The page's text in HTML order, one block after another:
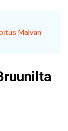
Malvan